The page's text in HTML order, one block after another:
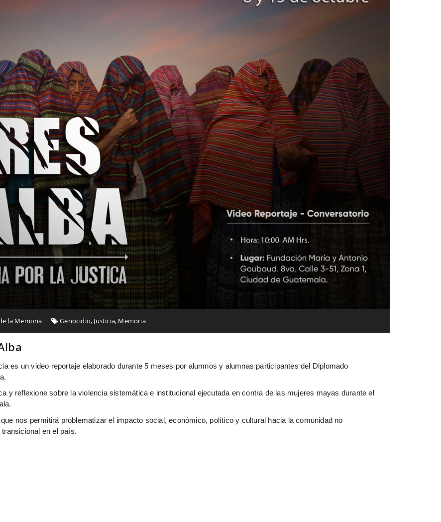
la Memoria Genocidio, Justicia, Memoria
es un video reportaje elaborado durante 5 meses por alumnos y alumnas participantes del Diplomado
y reflexione sobre la violencia sistemática e institucional ejecutada en contra de las mujeres mayas durante el
nos permitirá problematizar el impacto social, económico, político y cultural hacia la comunidad no
en el país.